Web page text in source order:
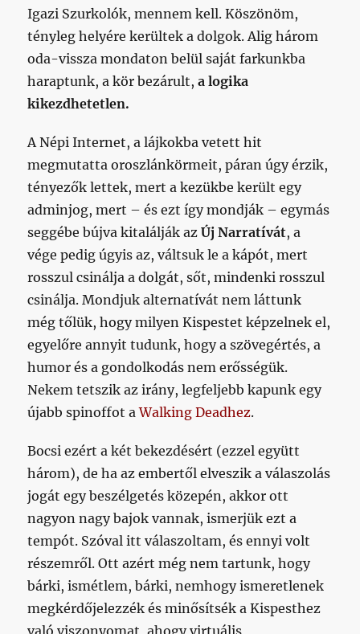
Igazi Szurkolók, mennem kell. Köszönöm,
tényleg helyére kerültek a dolgok. Alig három
oda-vissza mondaton belül saját farkunkba
haraptunk, a kör bezárult,a logika
kikezdhetetlen.
A Népi Internet, a lájkokba vetett hit
megmutatta oroszlánkörmeit, páran úgy érzik,
tényezők lettek, mert a kezükbe került egy
adminjog, mert – és ezt így mondják – egymás
seggébe bújva kitalálják azÚj Narratívát, a
vége pedig úgyis az, váltsuk le a kápót, mert
rosszul csinálja a dolgát, sőt, mindenki rosszul
csinálja. Mondjuk alternatívát nem láttunk
még tőlük, hogy milyen Kispestet képzelnek el,
egyelőre annyit tudunk, hogy a szövegértés, a
humor és a gondolkodás nem erősségük.
Nekem tetszik az irány, legfeljebb kapunk egy
újabb spinoffot aWalking Deadhez.
Bocsi ezért a két bekezdésért (ezzel együtt
három), de ha az embertől elveszik a válaszolás
jogát egy beszélgetés közepén, akkor ott
nagyon nagy bajok vannak, ismerjük ezt a
tempót. Szóval itt válaszoltam, és ennyi volt
részemről. Ott azért még nem tartunk, hogy
bárki, ismétlem, bárki, nemhogy ismeretlenek
megkérdőjelezzék és minősítsék a Kispesthez
való viszonyomat, ahogy virtuális